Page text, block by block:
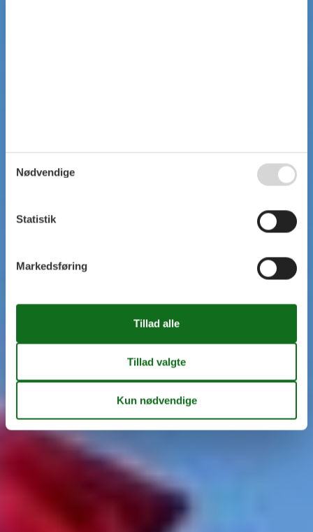
Nødvendige
Statistik
Markedsføring